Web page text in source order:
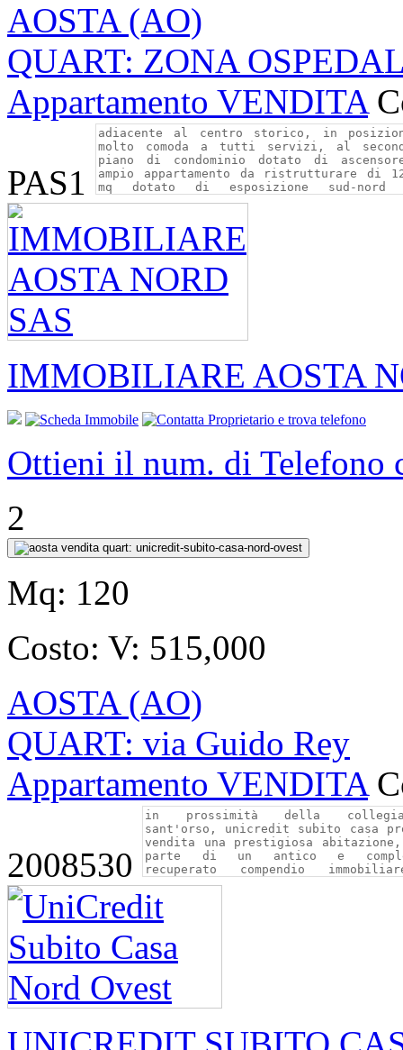
AOSTA (AO)
QUART: ZONA
Appartamento VENDITA
PAS1
IMMOBILIARE AOSTA
Ottieni il num. di Telefono
2
Mq: 120
Costo: V: 515,000
AOSTA (AO)
QUART: via Guido Rey
Appartamento VENDITA
2008530